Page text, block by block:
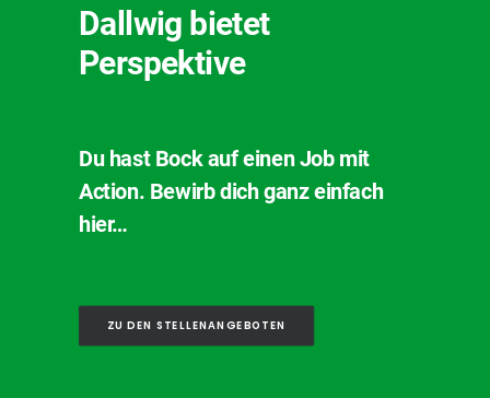
Dallwig bietet
Perspektive
Du hast Bock auf einen Job mit
Action. Bewirb dich ganz einfach
hier…
ZU DEN STELLENANGEBOTEN